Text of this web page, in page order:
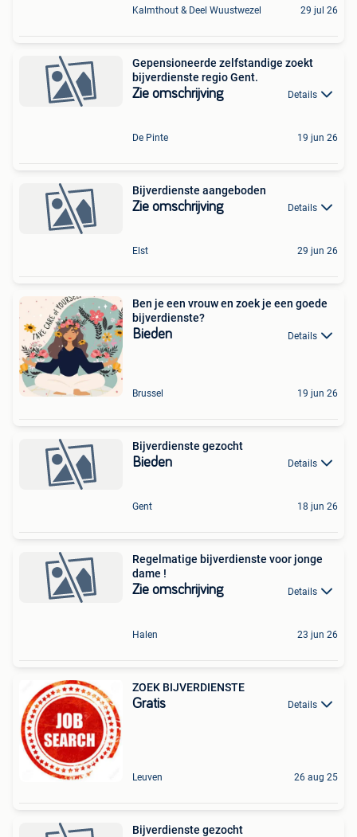
Kalmthout & Deel Wuustwezel 29 jul 26
Gepensioneerde zelfstandige zoekt
bijverdienste regio Gent.
Zie omschrijving Details
De Pinte 19 jun 26
Bijverdienste aangeboden
Zie omschrijving Details
Elst 29 jun 26
Ben je een vrouw en zoek je een goede
bijverdienste?
Bieden Details
Brussel 19 jun 26
Bijverdienste gezocht
Bieden Details
Gent 18 jun 26
Regelmatige bijverdienste voor jonge
dame !
Zie omschrijving Details
Halen 23 jun 26
ZOEK BIJVERDIENSTE
Gratis Details
Leuven 26 aug 25
Bijverdienste gezocht